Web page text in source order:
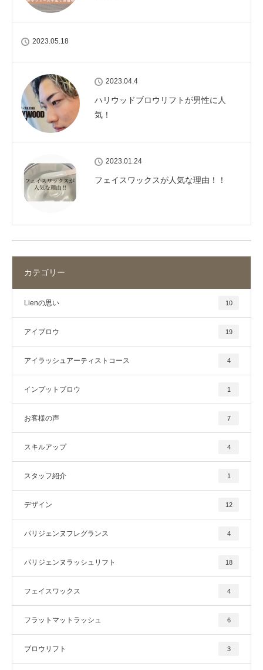
2023.05.18
2023.04.4
ハリウッドブロウリフトが男性に人
気！
2023.01.24
フェイスワックスが人気な理由！！
カテゴリー
Lienの思い 10
アイブロウ 19
アイラッシュアーティストコース 4
インプットブロウ 1
お客様の声 7
スキルアップ 4
スタッフ紹介 1
デザイン 12
パリジェンヌフレグランス 4
パリジェンヌラッシュリフト 18
フェイスワックス 4
フラットマットラッシュ 6
ブロウリフト 3